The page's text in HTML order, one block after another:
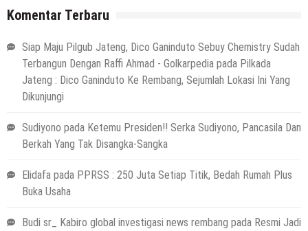
Komentar Terbaru
Siap Maju Pilgub Jateng, Dico Ganinduto Sebuy Chemistry Sudah
Terbangun Dengan Raffi Ahmad - Golkarpedia pada Pilkada
Jateng : Dico Ganinduto Ke Rembang, Sejumlah Lokasi Ini Yang
Dikunjungi
Sudiyono pada Ketemu Presiden!! Serka Sudiyono, Pancasila Dan
Berkah Yang Tak Disangka-Sangka
Elidafa pada PPRSS : 250 Juta Setiap Titik, Bedah Rumah Plus
Buka Usaha
Budi sr_ Kabiro global investigasi news rembang pada Resmi Jadi